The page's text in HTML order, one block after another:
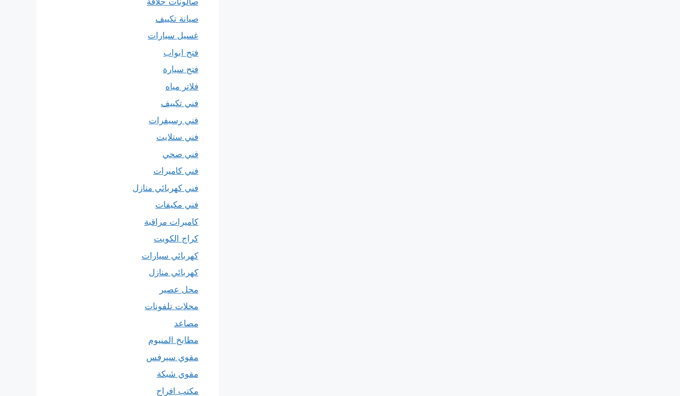
صيانة تكييف
غسيل سيارات
فتح ابواب
فتح سيارة
فلاتر مياه
فني تكييف
فني رسيفرات
فني ستلايت
فني صحي
فني كاميرات
فني كهربائي منازل
فني مكيفات
كاميرات مراقبة
كراج الكويت
كهربائي سيارات
كهربائي منازل
محل عصير
محلات تلفونات
مصاعد
مطابخ المنيوم
مقوي سيرفس
مقوي شبكة
مكتب افراح